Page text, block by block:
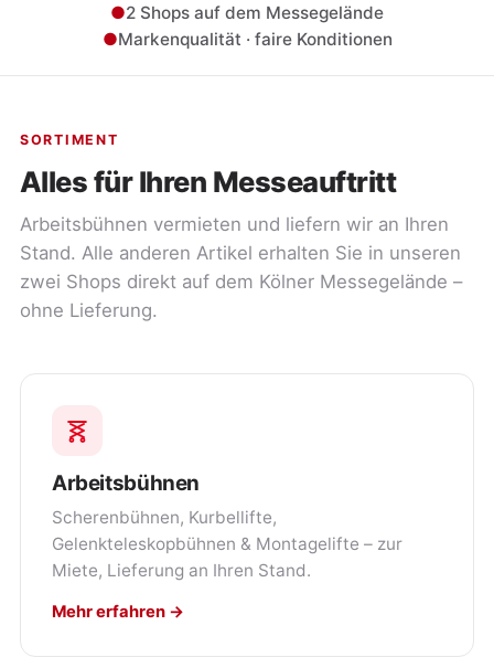
●2 Shops auf dem Messegelände
●Markenqualität · faire Konditionen
SORTIMENT
Alles für Ihren Messeauftritt
Arbeitsbühnen vermieten und liefern wir an Ihren
Stand. Alle anderen Artikel erhalten Sie in unseren
zwei Shops direkt auf dem Kölner Messegelände –
ohne Lieferung.
Arbeitsbühnen
Scherenbühnen, Kurbellifte,
Gelenkteleskopbühnen & Montagelifte – zur
Miete, Lieferung an Ihren Stand.
Mehr erfahren →